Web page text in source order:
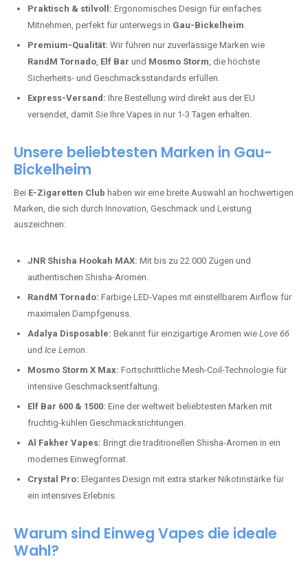
Praktisch & stilvoll: Ergonomisches Design für einfaches
Mitnehmen, perfekt für unterwegs in Gau-Bickelheim.
Premium-Qualität: Wir führen nur zuverlässige Marken wie
RandM Tornado, Elf Bar und Mosmo Storm, die höchste
Sicherheits- und Geschmacksstandards erfüllen.
Express-Versand: Ihre Bestellung wird direkt aus der EU
versendet, damit Sie Ihre Vapes in nur 1-3 Tagen erhalten.
Unsere beliebtesten Marken in Gau-
Bickelheim
Bei E-Zigaretten Club haben wir eine breite Auswahl an hochwertigen
Marken, die sich durch Innovation, Geschmack und Leistung
auszeichnen:
JNR Shisha Hookah MAX: Mit bis zu 22.000 Zügen und
authentischen Shisha-Aromen.
RandM Tornado: Farbige LED-Vapes mit einstellbarem Airflow für
maximalen Dampfgenuss.
Adalya Disposable: Bekannt für einzigartige Aromen wie Love 66
und Ice Lemon.
Mosmo Storm X Max: Fortschrittliche Mesh-Coil-Technologie für
intensive Geschmacksentfaltung.
Elf Bar 600 & 1500: Eine der weltweit beliebtesten Marken mit
fruchtig-kühlen Geschmacksrichtungen.
Al Fakher Vapes: Bringt die traditionellen Shisha-Aromen in ein
modernes Einwegformat.
Crystal Pro: Elegantes Design mit extra starker Nikotinstärke für
ein intensives Erlebnis.
Warum sind Einweg Vapes die ideale
Wahl?